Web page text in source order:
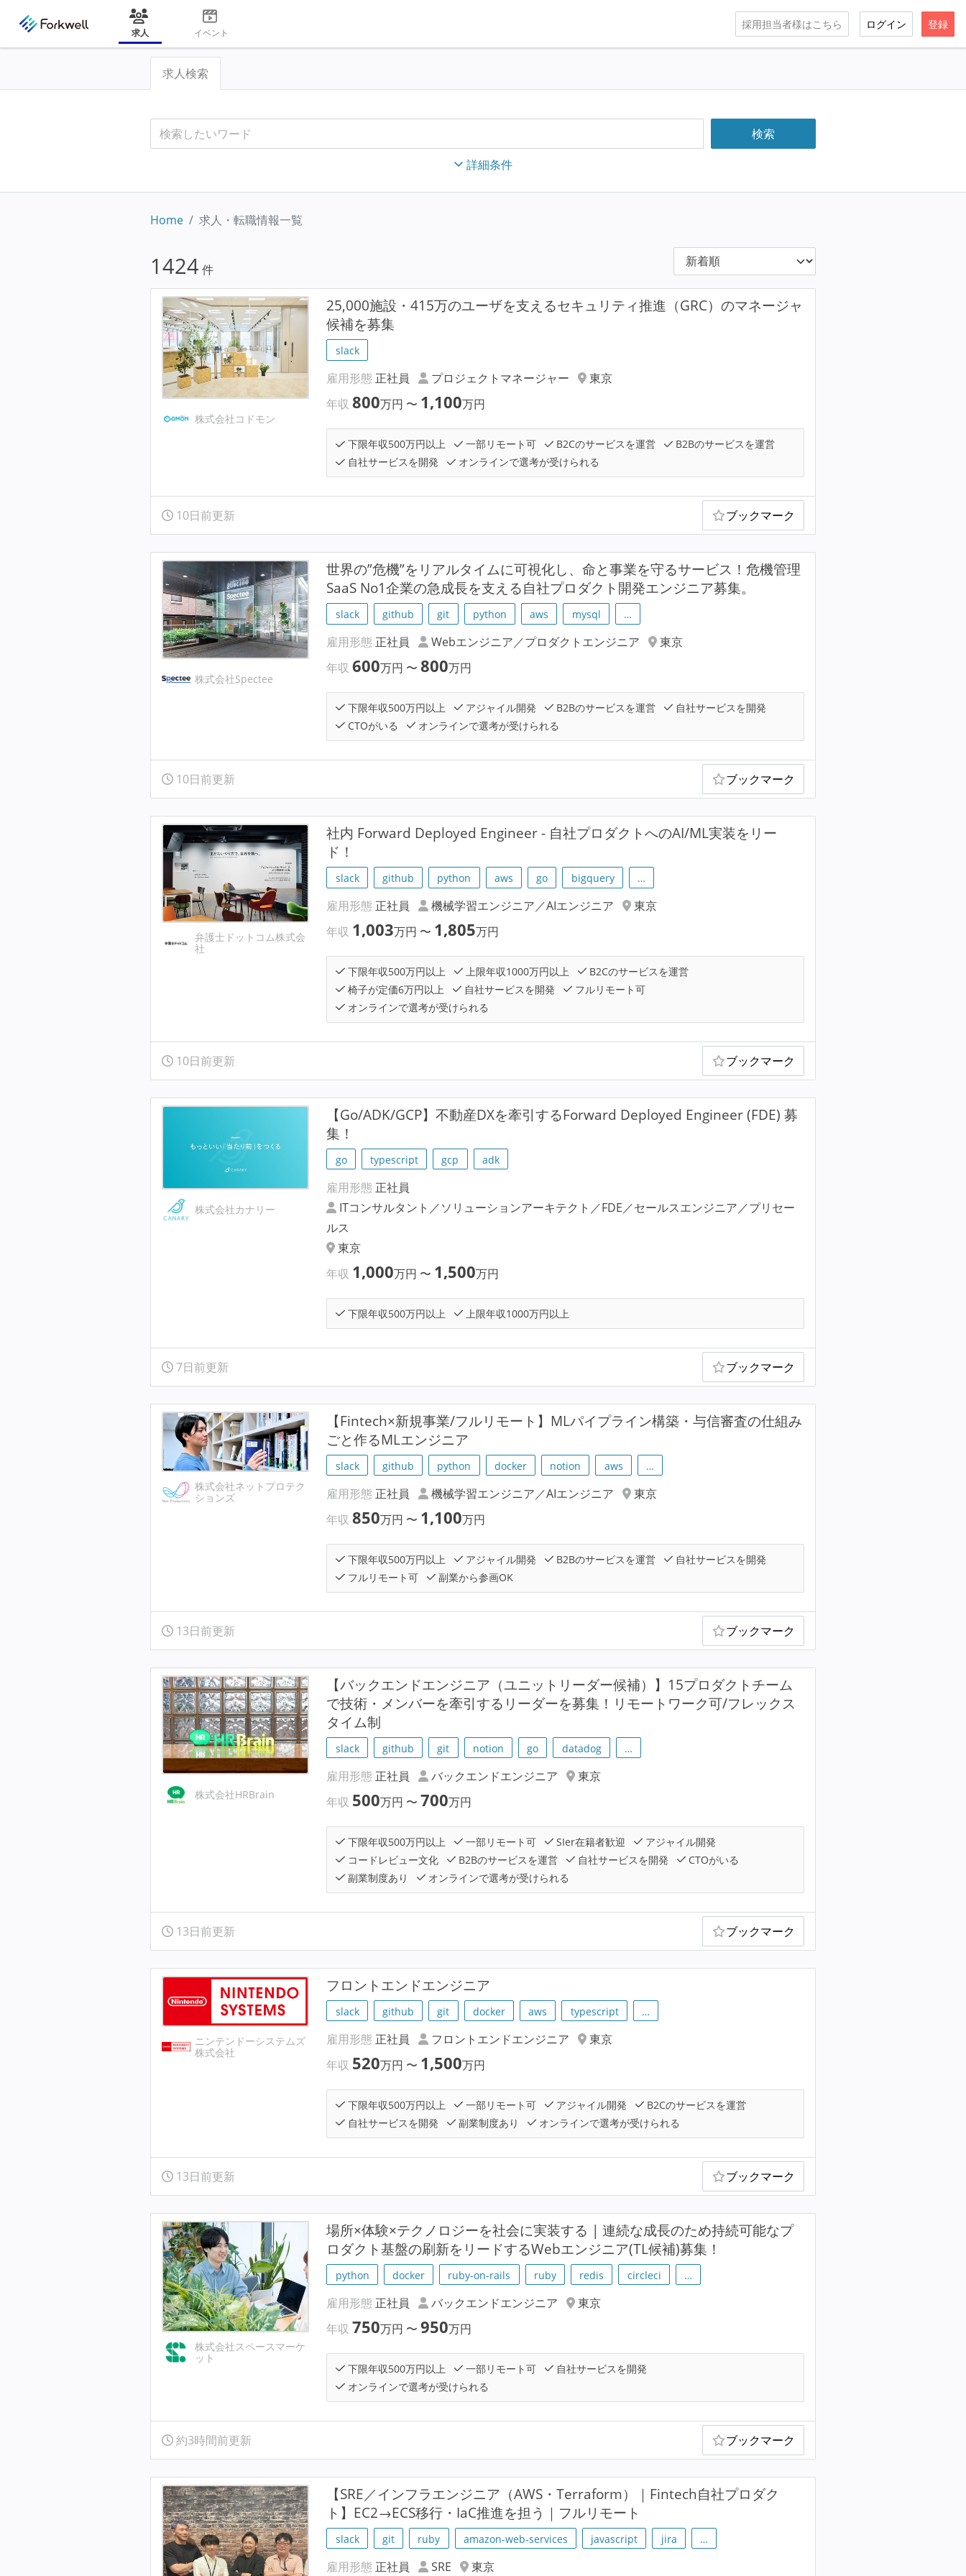
求人 イベント
採用担当者様はこちら ログイン 登録
求人検索
詳細条件
Home 求人・転職情報一覧
1424 件
株式会社コドモン
25,000施設・415万のユーザを支えるセキュリティ推進（GRC）のマネージャ
候補を募集
slack
雇用形態 正社員 プロジェクトマネージャー
東京
年収800万円 〜 1,100万円
下限年収500万円以上 一部リモート可 B2Cのサービスを運営
B2Bのサービスを運営
自社サービスを開発
オンラインで選考が受けられる
10日前更新 ブックマーク
株式会社Spectee
世界の”危機”をリアルタイムに可視化し、命と事業を守るサービス！危機管理
SaaS No1企業の急成長を支える自社プロダクト開発エンジニア募集。
slack github git python aws mysql …
雇用形態 正社員 Webエンジニア／プロダクトエンジニア
東京
年収600万円 〜800万円
下限年収500万円以上 アジャイル開発 B2Bのサービスを運営
自社サービスを開発
CTOがいる
オンラインで選考が受けられる
10日前更新 ブックマーク
弁護士ドットコム株式会
社
社内 Forward Deployed Engineer - 自社プロダクトへのAI/ML実装をリー
ド！
slack github python aws go bigquery …
雇用形態 正社員 機械学習エンジニア／AIエンジニア
東京
年収 1,003万円 〜 1,805万円
下限年収500万円以上 上限年収1000万円以上
B2Cのサービスを運営
椅子が定価6万円以上
自社サービスを開発
フルリモート可
オンラインで選考が受けられる
10日前更新 ブックマーク
株式会社カナリー
【Go/ADK/GCP】不動産DXを牽引するForward Deployed Engineer (FDE) 募
集！
go typescript gcp adk
雇用形態 正社員
ITコンサルタント／ソリューションアーキテクト／FDE／セールスエンジニア／プリセー
ルス
東京
年収 1,000万円 〜 1,500万円
下限年収500万円以上 上限年収1000万円以上
7日前更新 ブックマーク
株式会社ネットプロテク
ションズ
【Fintech×新規事業/フルリモート】MLパイプライン構築・与信審査の仕組み
ごと作るMLエンジニア
slack github python docker notion aws …
雇用形態 正社員 機械学習エンジニア／AIエンジニア
東京
年収850万円 〜 1,100万円
下限年収500万円以上 アジャイル開発 B2Bのサービスを運営
自社サービスを開発
フルリモート可
副業から参画OK
13日前更新 ブックマーク
株式会社HRBrain
【バックエンドエンジニア（ユニットリーダー候補）】15プロダクトチーム
で技術・メンバーを牽引するリーダーを募集！リモートワーク可/フレックス
タイム制
slack github git notion go datadog …
雇用形態 正社員 バックエンドエンジニア
東京
年収 500万円 〜700万円
下限年収500万円以上 一部リモート可 SIer在籍者歓迎
アジャイル開発
コードレビュー文化
B2Bのサービスを運営 自社サービスを開発
CTOがいる
副業制度あり
オンラインで選考が受けられる
13日前更新 ブックマーク
ニンテンドーシステムズ
株式会社
フロントエンドエンジニア
slack github git docker aws typescript …
雇用形態 正社員 フロントエンドエンジニア
東京
年収 520万円 〜 1,500万円
下限年収500万円以上 一部リモート可 アジャイル開発
B2Cのサービスを運営
自社サービスを開発
副業制度あり オンラインで選考が受けられる
13日前更新 ブックマーク
株式会社スペースマーケ
ット
場所×体験×テクノロジーを社会に実装する | 連続な成長のため持続可能なプ
ロダクト基盤の刷新をリードするWebエンジニア(TL候補)募集！
python docker ruby-on-rails ruby redis circleci …
雇用形態 正社員 バックエンドエンジニア
東京
年収750万円 〜950万円
下限年収500万円以上 一部リモート可
自社サービスを開発
オンラインで選考が受けられる
約3時間前更新 ブックマーク
【SRE／インフラエンジニア（AWS・Terraform）｜Fintech自社プロダク
ト】EC2→ECS移行・IaC推進を担う｜フルリモート
slack git ruby amazon-web-services javascript jira …
雇用形態 正社員 SRE 東京